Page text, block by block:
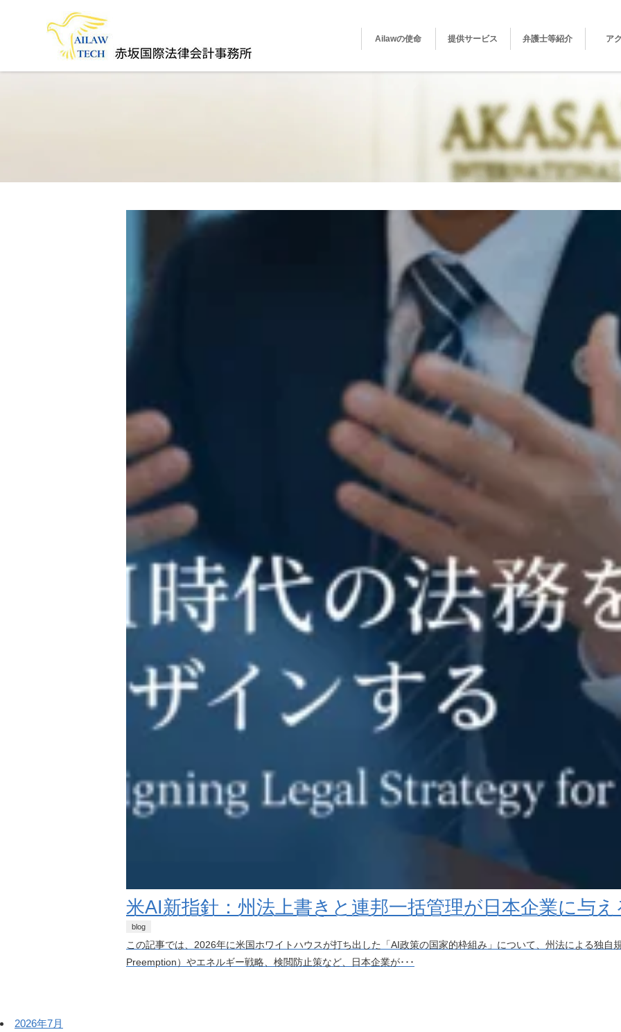
Ailawの使命 提供サービス 弁護士等紹介 ア
米AI新指針：州法上書きと連邦一括管理が日本企業に与え
blog
この記事では、2026年に米国ホワイトハウスが打ち出した「AI政策の国家的枠組み」について、州法による独自
Preemption）やエネルギー戦略、検閲防止策など、日本企業が･･･
2026年7月